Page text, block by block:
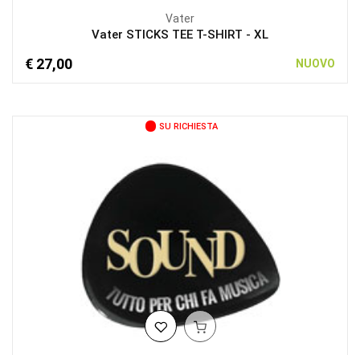
Vater
Vater STICKS TEE T-SHIRT - XL
€ 27,00 NUOVO
SU RICHIESTA